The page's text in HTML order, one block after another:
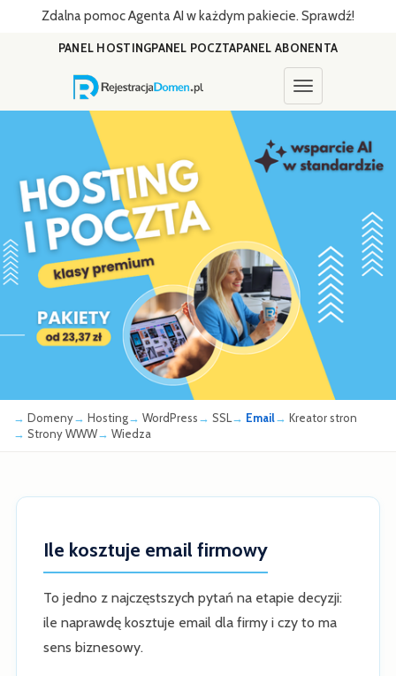
Zdalna pomoc Agenta AI w każdym pakiecie. Sprawdź!
PANEL HOSTINGPANEL POCZTAPANEL ABONENTA
Toggle
Domeny Hosting WordPress SSL Email
Kreator stron
Strony WWW
Wiedza
Ile kosztuje email firmowy
To jedno z najczęstszych pytań na etapie decyzji:
ile naprawdę kosztuje email dla firmy i czy to ma
sens biznesowy.